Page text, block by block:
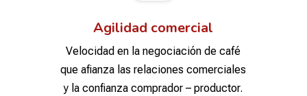
Agilidad comercial
Velocidad en la negociación de café
que afianza las relaciones comerciales
y la confianza comprador – productor.